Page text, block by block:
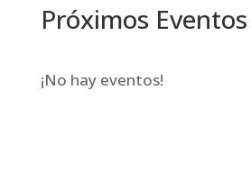
Próximos Eventos
¡No hay eventos!